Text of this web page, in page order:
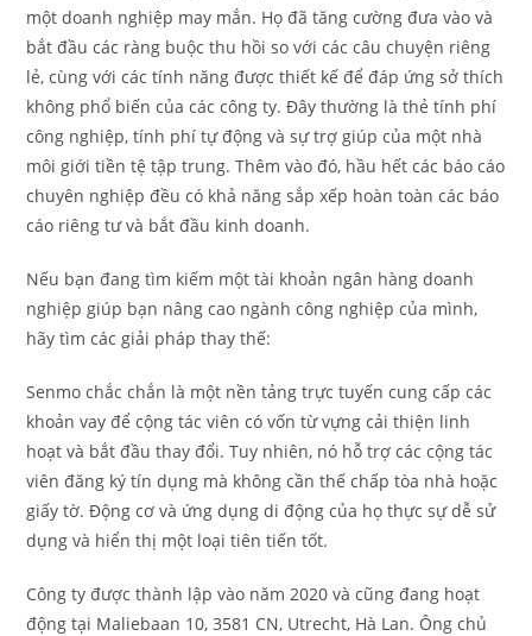
một doanh nghiệp may mắn. Họ đã tăng cường đưa vào và
bắt đầu các ràng buộc thu hồi so với các câu chuyện riêng
lẻ, cùng với các tính năng được thiết kế để đáp ứng sở thích
không phổ biến của các công ty. Đây thường là thẻ tính phí
công nghiệp, tính phí tự động và sự trợ giúp của một nhà
môi giới tiền tệ tập trung. Thêm vào đó, hầu hết các báo cáo
chuyên nghiệp đều có khả năng sắp xếp hoàn toàn các báo
cáo riêng tư và bắt đầu kinh doanh.
Nếu bạn đang tìm kiếm một tài khoản ngân hàng doanh
nghiệp giúp bạn nâng cao ngành công nghiệp của mình,
hãy tìm các giải pháp thay thế:
Senmo chắc chắn là một nền tảng trực tuyến cung cấp các
khoản vay để cộng tác viên có vốn từ vựng cải thiện linh
hoạt và bắt đầu thay đổi. Tuy nhiên, nó hỗ trợ các cộng tác
viên đăng ký tín dụng mà không cần thế chấp tòa nhà hoặc
giấy tờ. Động cơ và ứng dụng di động của họ thực sự dễ sử
dụng và hiển thị một loại tiên tiến tốt.
Công ty được thành lập vào năm 2020 và cũng đang hoạt
động tại Maliebaan 10, 3581 CN, Utrecht, Hà Lan. Ông chủ